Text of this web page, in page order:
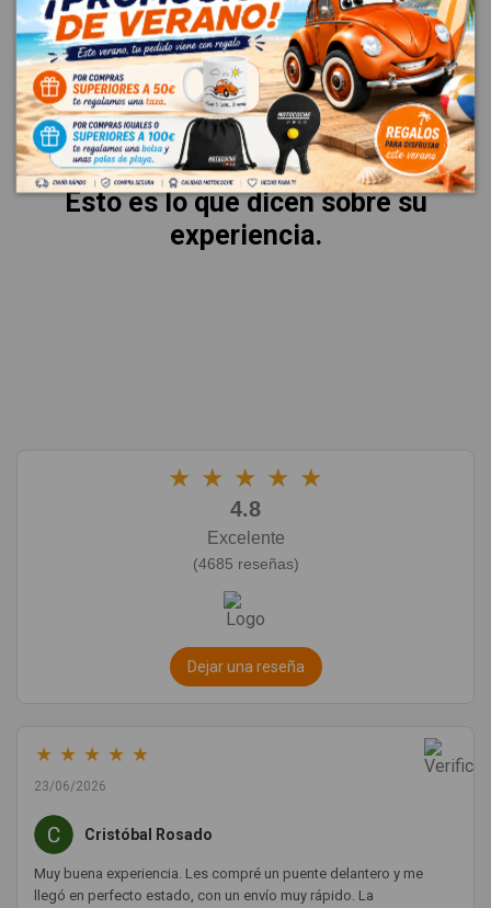
VALORACIONES
La mejor garantía es la voz de
nuestros clientes.
Esto es lo que dicen sobre su
experiencia.
★ ★ ★ ★ ★
4.8
Excelente
(4685 reseñas)
Dejar una reseña
★ ★ ★ ★ ★
23/06/2026
Cristóbal Rosado
Muy buena experiencia. Les compré un puente delantero y me
llegó en perfecto estado, con un envío muy rápido. La